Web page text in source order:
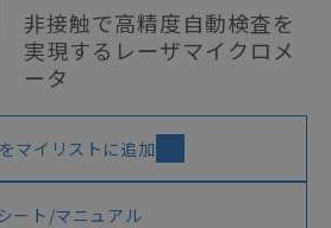
非接触で高精度自動検査を
実現するレーザマイクロメ
ータ
マイリストに追加
ート/マニュアル